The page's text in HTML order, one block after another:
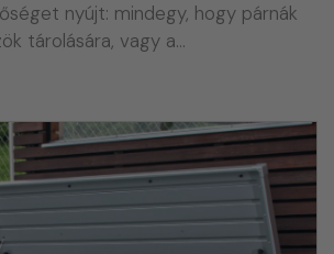
nyújt: mindegy, hogy párnák
tárolására, vagy a…